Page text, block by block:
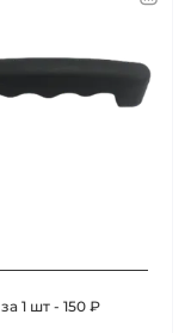
за 1 шт - 150 ₽